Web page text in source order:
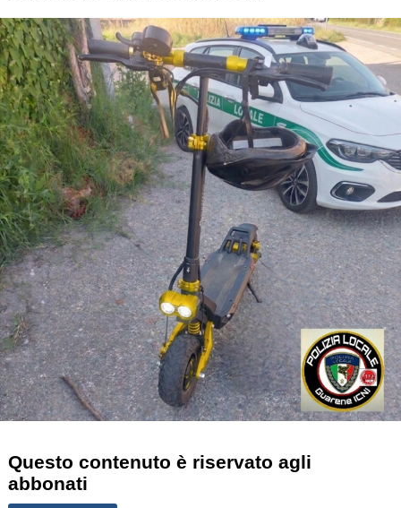
Questo contenuto è riservato agli
abbonati